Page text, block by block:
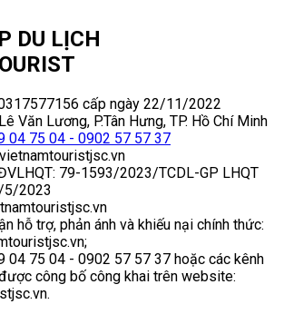
DU LỊCH
cấp ngày 22/11/2022
Văn Lương, P.Tân Hưng, TP. Hồ Chí Minh
04 75 04 - 0902 57 57 37
79-1593/2023/TCDL-GP LHQT
5/2023
hỗ trợ, phản ánh và khiếu nại chính thức:
04 75 04 - 0902 57 57 37 hoặc các kênh
công bố công khai trên website: